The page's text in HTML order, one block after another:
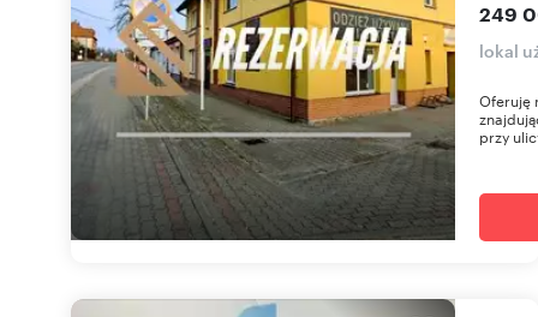
249
lokal
Oferuję
przy